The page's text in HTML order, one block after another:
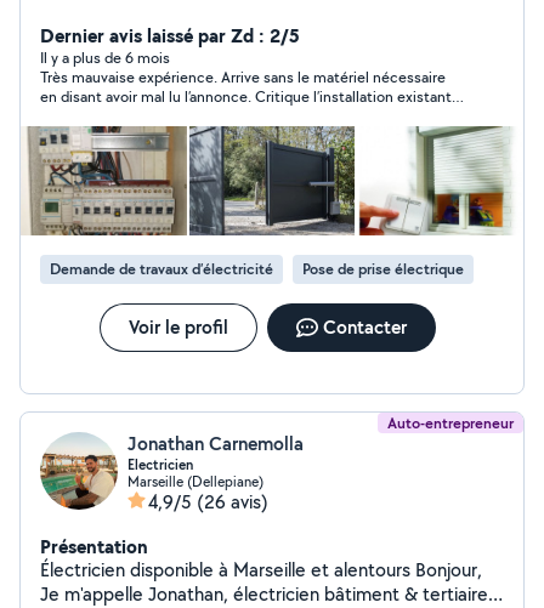
bien d'autre chose En près retraite je reste actif et
disponible vos travaux Cordialement CHACHA
Dernier avis laissé par Zd : 2/5
Il y a plus de 6 mois
Très mauvaise expérience. Arrive sans le matériel nécessaire
en disant avoir mal lu l’annonce. Critique l’installation existante
proposer une rénovation complète injustifiée. Travail
incohérent : prise fixée avec de l’adhésif, câbles laissés sans
goulotte, et chantier laissé en désordre pour une simple prise.
Attitude lourde et peu professionnelle. À éviter.
Demande de travaux d’électricité Pose de prise électrique
Voir le profil Contacter
Auto-entrepreneur
Jonathan Carnemolla
Electricien
Marseille (Dellepiane)
4,9/5 (26 avis)
Présentation
Électricien disponible à Marseille et alentours Bonjour,
Je m'appelle Jonathan, électricien bâtiment & tertiaire.